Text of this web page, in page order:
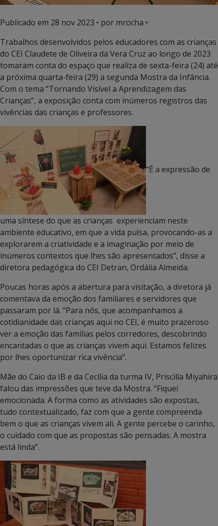
Publicado em 28 nov 2023 • por mrocha •
Trabalhos desenvolvidos pelos educadores com as crianças
do CEI Claudete de Oliveira da Vera Cruz ao longo de 2023
tomaram conta do espaço que realiza de sexta-feira (24) até
a próxima quarta-feira (29) a segunda Mostra da Infância.
Com o tema “Tornando Visível a Aprendizagem das
Crianças”, a exposição conta com inúmeros registros das
vivências das crianças e professores.
“É a expressão de
uma síntese do que as crianças experienciam neste
ambiente educativo, em que a vida pulsa, provocando-as a
explorarem a criatividade e a imaginação por meio de
inúmeros contextos que lhes são apresentados”, disse a
diretora pedagógica do CEI Detran, Ordália Almeida.
Poucas horas após a abertura para visitação, a diretora já
comentava da emoção dos familiares e servidores que
passaram por lá. “Para nós, que acompanhamos a
cotidianidade das crianças aqui no CEI, é muito prazeroso
ver a emoção das famílias pelos corredores, descobrindo
encantadas o que as crianças vivem aqui. Estamos felizes
por lhes oportunizar rica vivência”.
Mãe do Caio da IB e da Cecília da turma IV, Priscilla Miyahira
falou das impressões que teve da Mostra. “Fiquei
emocionada. A forma como as atividades são expostas,
tudo contextualizado, faz com que a gente compreenda
bem o que as crianças vivem ali. A gente percebe o carinho,
o cuidado com que as propostas são pensadas. A mostra
está linda”.